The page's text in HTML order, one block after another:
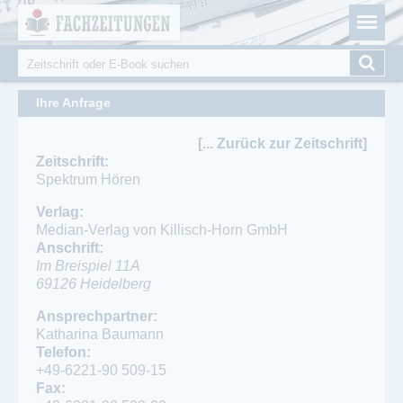
Fachzeitungen.de - Das unabhängige Portal für
Fachmagazine Fachpublikationen & eBooks
Suchformular
Suche
Ihre Anfrage
[... Zurück zur Zeitschrift]
Zeitschrift:
Spektrum Hören
Verlag:
Median-Verlag von Killisch-Horn GmbH
Anschrift:
Im Breispiel 11A
69126 Heidelberg
Ansprechpartner:
Katharina Baumann
Telefon:
+49-6221-90 509-15
Fax:
Cookie-Einstellungen